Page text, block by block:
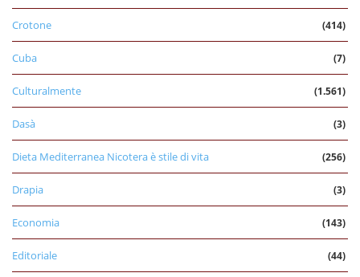
Crotone (414)
Cuba (7)
Culturalmente (1.561)
Dasà (3)
Dieta Mediterranea Nicotera è stile di vita (256)
Drapia (3)
Economia (143)
Editoriale (44)